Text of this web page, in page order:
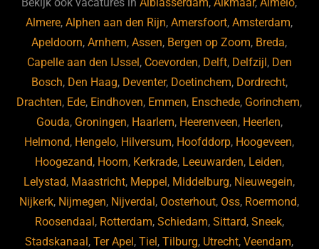
o
o
k
n
Bekijk ook vacatures inAlblasserdam,Alkmaar,Almelo,
Almere,Alphen aan den Rijn,Amersfoort,Amsterdam,
Apeldoorn,Arnhem,Assen, Bergen op Zoom, Breda,
Capelle aan den IJssel , Coevorden, Delft, Delfzijl , Den
Bosch, Den Haag, Deventer, Doetinchem, Dordrecht,
Drachten, Ede, Eindhoven, Emmen, Enschede, Gorinchem,
Gouda, Groningen, Haarlem, Heerenveen, Heerlen,
Helmond, Hengelo, Hilversum, Hoofddorp, Hoogeveen,
Hoogezand, Hoorn, Kerkrade, Leeuwarden, Leiden,
Lelystad, Maastricht, Meppel , Middelburg, Nieuwegein,
Nijkerk, Nijmegen, Nijverdal , Oosterhout, Oss, Roermond,
Roosendaal , Rotterdam, Schiedam, Sittard, Sneek,
Stadskanaal ,Ter Apel ,Tiel ,Tilburg, Utrecht,Veendam,